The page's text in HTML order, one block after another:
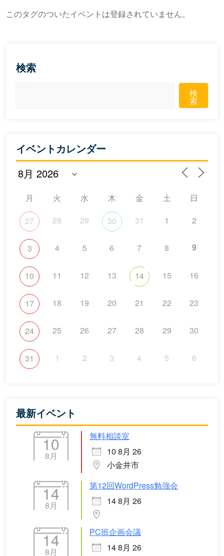
このタグのついたイベントは登録されていません。
検索
検
索
イベントカレンダー
月 火 水 木 金 土 日
27 28 29 30 31 1 2
3 4 5 6 7 8 9
10 11 12 13 14 15 16
17 18 19 20 21 22 23
24 25 26 27 28 29 30
31 1 2 3 4 5 6
最新イベント
10
8月
無料相談室
10 8月 26
小金井市
14
8月
第12回WordPress勉強会
14 8月 26
14
8月
PC班企画会議
14 8月 26